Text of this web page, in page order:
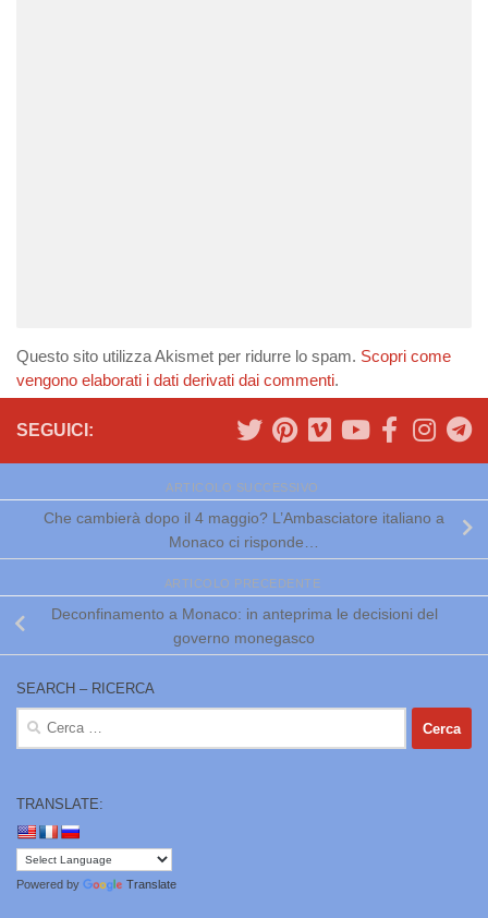
Questo sito utilizza Akismet per ridurre lo spam. Scopri come
vengono elaborati i dati derivati dai commenti.
SEGUICI:
ARTICOLO SUCCESSIVO
Che cambierà dopo il 4 maggio? L’Ambasciatore italiano a
Monaco ci risponde…
ARTICOLO PRECEDENTE
Deconfinamento a Monaco: in anteprima le decisioni del
governo monegasco
SEARCH – RICERCA
Ricerca
per:
TRANSLATE:
Powered by Translate